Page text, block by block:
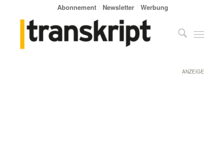
Abonnement Newsletter Werbung
ANZEIGE